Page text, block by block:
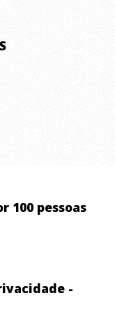
100 pessoas
-